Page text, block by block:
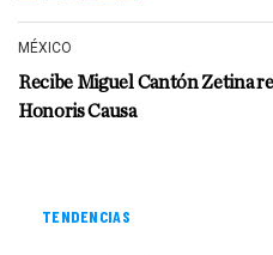
MÉXICO
Recibe Miguel Cantón Zetina
Honoris Causa
TENDENCIAS